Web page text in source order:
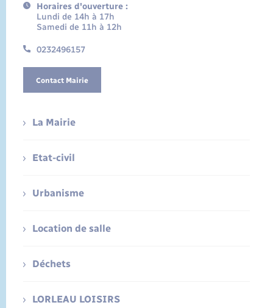
Horaires d'ouverture :
Lundi de 14h à 17h
Samedi de 11h à 12h
0232496157
Contact Mairie
La Mairie
Etat-civil
Urbanisme
Location de salle
Déchets
LORLEAU LOISIRS